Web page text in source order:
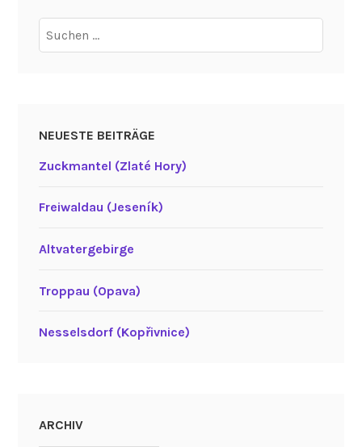
Suchen
nach:
NEUESTE BEITRÄGE
Zuckmantel (Zlaté Hory)
Freiwaldau (Jeseník)
Altvatergebirge
Troppau (Opava)
Nesselsdorf (Kopřivnice)
ARCHIV